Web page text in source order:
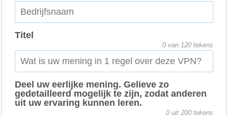
Titel
0 van 120 tekens
Deel uw eerlijke mening. Gelieve zo
gedetailleerd mogelijk te zijn, zodat anderen
uit uw ervaring kunnen leren.
0 uit 200 tekens